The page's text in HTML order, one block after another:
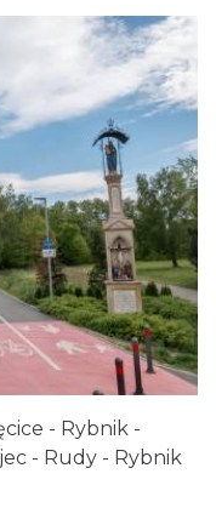
- Rybnik -
- Rudy - Rybnik